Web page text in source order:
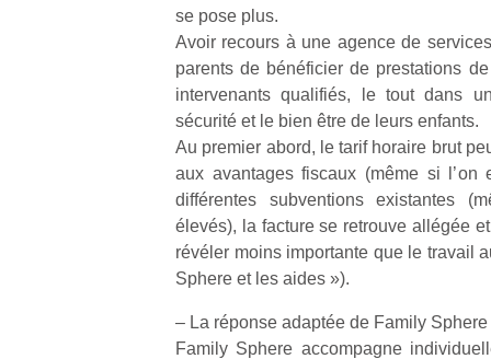
se pose plus.
Avoir recours à une agence de
parents de bénéficier de prestations
intervenants qualifiés, le tout dans
sécurité et le bien être de leurs enfants.
Au premier abord, le tarif horaire brut
aux avantages fiscaux (même si l’on
différentes subventions existantes
élevés), la facture se retrouve allégée
révéler moins importante que le travail
Sphere et les aides »).
– La réponse adaptée de Family Sphere
Family Sphere accompagne